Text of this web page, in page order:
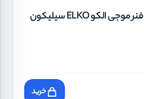
سیل مکانیکی فیبر و فنر نافی H7N دو پله فنر موجی الکو ELKO سیلیکون
خرید